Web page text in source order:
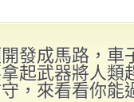
發成馬路，車
起武器將人類
，來看看你能